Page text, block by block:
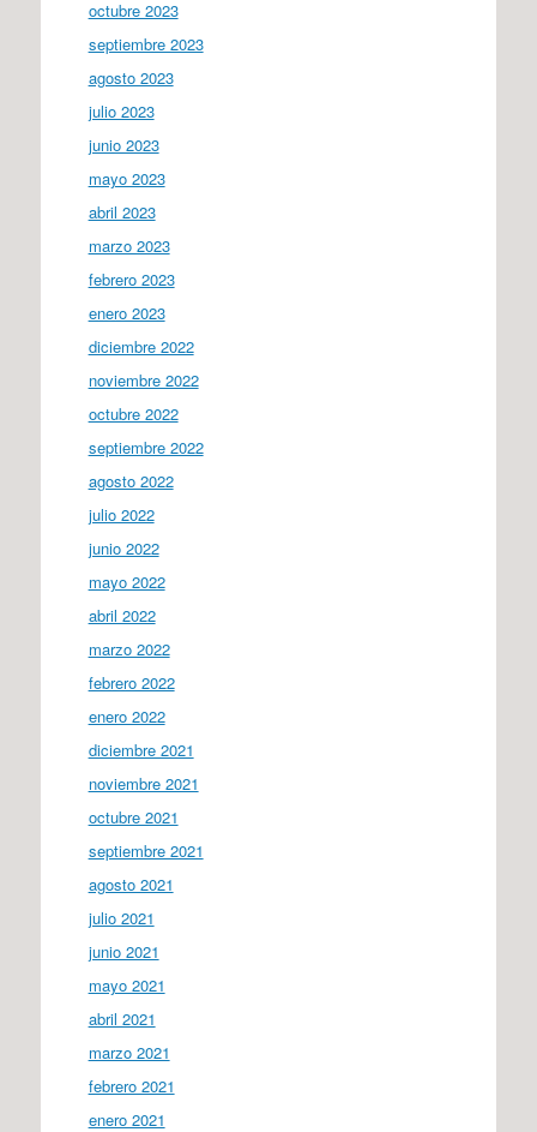
octubre 2023
septiembre 2023
agosto 2023
julio 2023
junio 2023
mayo 2023
abril 2023
marzo 2023
febrero 2023
enero 2023
diciembre 2022
noviembre 2022
octubre 2022
septiembre 2022
agosto 2022
julio 2022
junio 2022
mayo 2022
abril 2022
marzo 2022
febrero 2022
enero 2022
diciembre 2021
noviembre 2021
octubre 2021
septiembre 2021
agosto 2021
julio 2021
junio 2021
mayo 2021
abril 2021
marzo 2021
febrero 2021
enero 2021